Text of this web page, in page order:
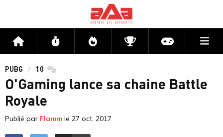
Accueil Flux Directs CompétitionsActu jeux
PUBG 10 commentaires
O'Gaming lance sa chaine Battle
Royale
Publié par Flamm le 27 oct. 2017